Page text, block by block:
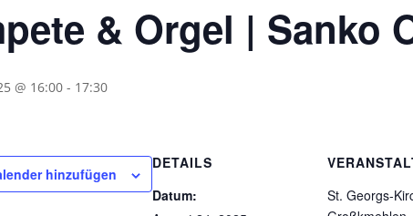
& Orgel | Sanko
@ 16:00 - 17:30
hinzufügen
DETAILS
Datum:
St. Georgs-